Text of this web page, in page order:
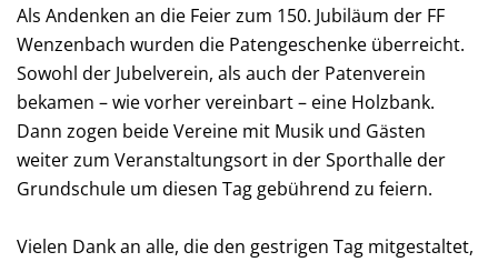
Als Andenken an die Feier zum 150. Jubiläum der FF
Wenzenbach wurden die Patengeschenke überreicht.
Sowohl der Jubelverein, als auch der Patenverein
bekamen – wie vorher vereinbart – eine Holzbank.
Dann zogen beide Vereine mit Musik und Gästen
weiter zum Veranstaltungsort in der Sporthalle der
Grundschule um diesen Tag gebührend zu feiern.
Vielen Dank an alle, die den gestrigen Tag mitgestaltet,